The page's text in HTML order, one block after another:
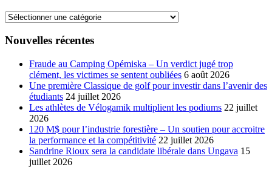
Archives
articles
Nouvelles récentes
Fraude au Camping Opémiska – Un verdict jugé trop
clément, les victimes se sentent oubliées 6 août 2026
Une première Classique de golf pour investir dans l’avenir des
étudiants 24 juillet 2026
Les athlètes de Vélogamik multiplient les podiums 22 juillet
2026
120 M$ pour l’industrie forestière – Un soutien pour accroitre
la performance et la compétitivité 22 juillet 2026
Sandrine Rioux sera la candidate libérale dans Ungava 15
juillet 2026